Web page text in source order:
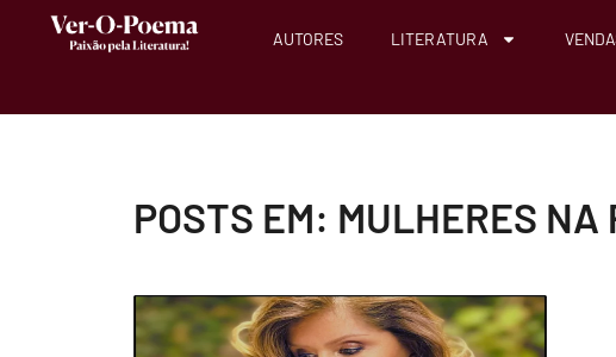
AUTORES LITERATURA
POSTS EM: MULHERES NA